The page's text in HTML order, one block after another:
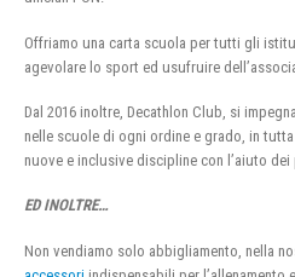
Offriamo una carta scuola per tutti gli
agevolare lo sport ed usufruire
Dal 2016 inoltre, Decathlon Club, si
nelle scuole di ogni ordine e grado, in
nuove e inclusive discipline con l’aiuto
ED INOLTRE…
Non vendiamo solo abbigliamento, nella